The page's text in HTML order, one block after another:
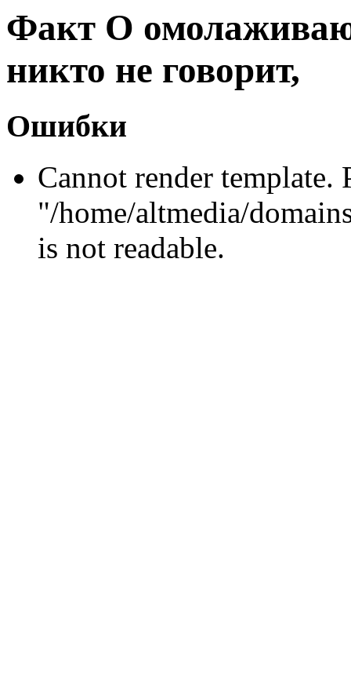
Факт О
никто не говорит,
Ошибки
Cannot render template.
"/home/altmedia/
is not readable.